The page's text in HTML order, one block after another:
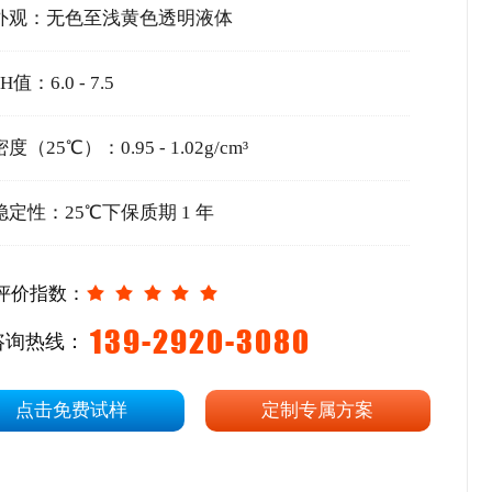
观：无色至浅黄色透明液体
值：6.0 - 7.5
度（25℃）：0.95 - 1.02g/cm³
定性：25℃下保质期 1 年
价指数：
热线： 139-2920-3080
点击免费试样 定制专属方案